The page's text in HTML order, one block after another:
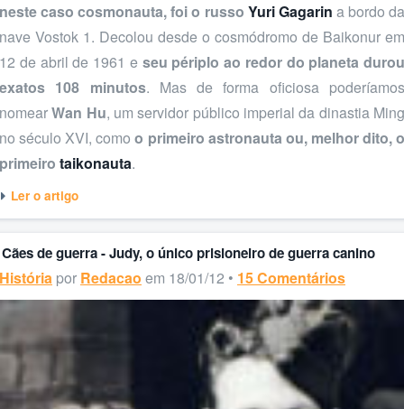
neste caso cosmonauta, foi o russo Yuri Gagarin a bordo
nave Vostok 1. Decolou desde o cosmódromo de Baikonur em
12 de abril de 1961 e seu périplo ao redor do planeta durou
exatos 108 minutos. Mas de forma oficiosa
nomearWan Hu, um servidor público imperial da dinastia
no século XVI, comoo primeiro astronauta ou, melhor dito,
primeiro taikonauta.
Ler o artigo
Cães de guerra - Judy, o único prisioneiro de guerra canino
História por Redacao em 18/01/12 • 15 Comentários